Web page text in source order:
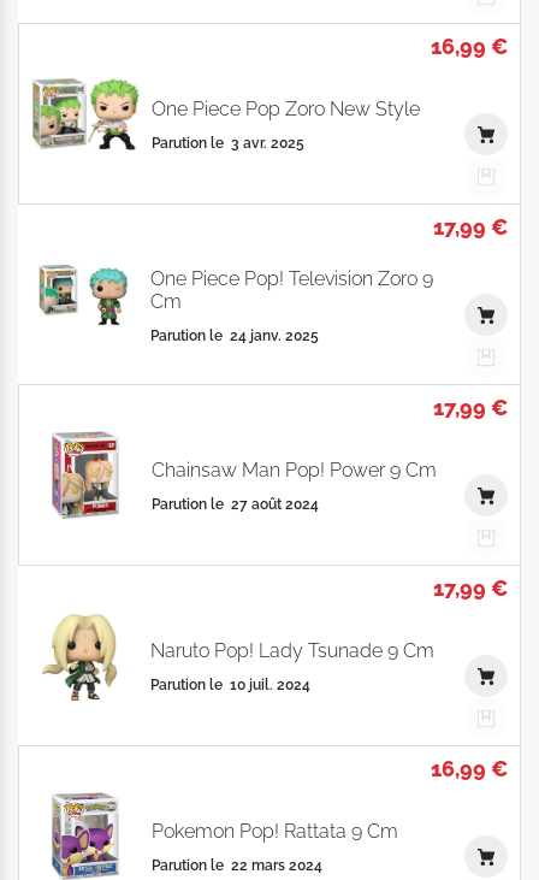
16,99 €
One Piece Pop Zoro New Style
Parution le 3 avr. 2025
17,99 €
One Piece Pop! Television Zoro 9
Cm
Parution le 24 janv. 2025
17,99 €
Chainsaw Man Pop! Power 9 Cm
Parution le 27 août 2024
17,99 €
Naruto Pop! Lady Tsunade 9 Cm
Parution le 10 juil. 2024
16,99 €
Pokemon Pop! Rattata 9 Cm
Parution le 22 mars 2024